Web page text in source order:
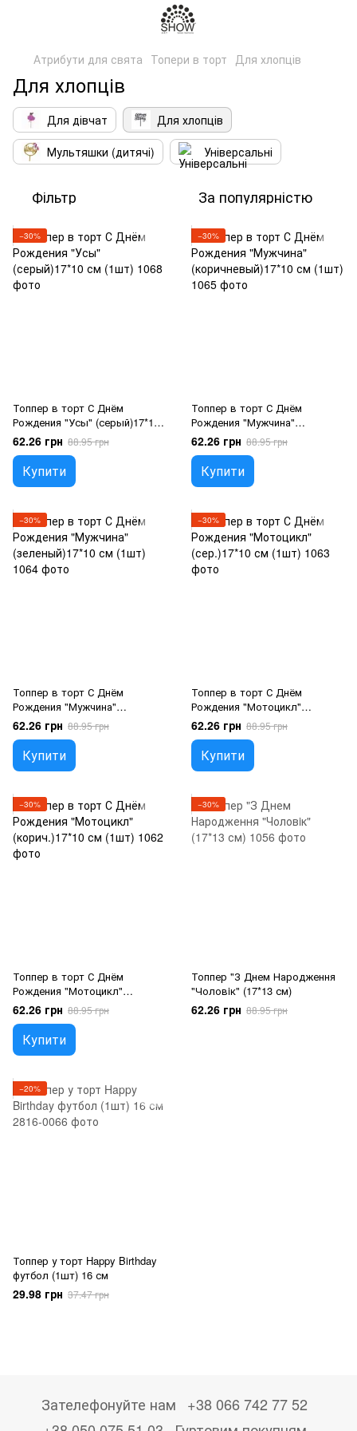
Атрибути для свята Топери в торт Для хлопців
Для хлопців
Для дівчат
Для хлопців
Мультяшки (дитячі)
Універсальні
Фільтр За популярністю
−30%
Топпер в торт С Днём
Рождения "Усы" (серый)17*10
см (1шт)
62.26 грн 88.95 грн
Купити
−30%
Топпер в торт С Днём
Рождения "Мужчина"
(коричневый)17*10 см (1шт)
62.26 грн 88.95 грн
Купити
−30%
Топпер в торт С Днём
Рождения "Мужчина"
(зеленый)17*10 см (1шт)
62.26 грн 88.95 грн
Купити
−30%
Топпер в торт С Днём
Рождения "Мотоцикл"
(сер.)17*10 см (1шт)
62.26 грн 88.95 грн
Купити
−30%
Топпер в торт С Днём
Рождения "Мотоцикл"
(корич.)17*10 см (1шт)
62.26 грн 88.95 грн
Купити
−30%
Топпер "З Днем Народження
"Чоловiк" (17*13 см)
62.26 грн 88.95 грн
−20%
Топпер у торт Happy Birthday
футбол (1шт) 16 см
29.98 грн 37.47 грн
Зателефонуйте нам
+38 066 742 77 52